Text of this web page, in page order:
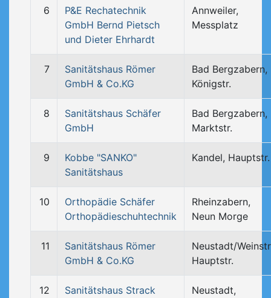
6
P&E Rechatechnik
GmbH Bernd Pietsch
und Dieter Ehrhardt
Annweiler,
Messplatz
7
Sanitätshaus Römer
GmbH & Co.KG
Bad Bergzabern,
Königstr.
8
Sanitätshaus Schäfer
GmbH
Bad Bergzabern,
Marktstr.
9
Kobbe "SANKO"
Sanitätshaus
Kandel, Hauptstr.
10
Orthopädie Schäfer
Orthopädieschuhtechnik
Rheinzabern,
Neun Morge
11
Sanitätshaus Römer
GmbH & Co.KG
Neustadt/
Hauptstr.
12
Sanitätshaus Strack
Neustadt,